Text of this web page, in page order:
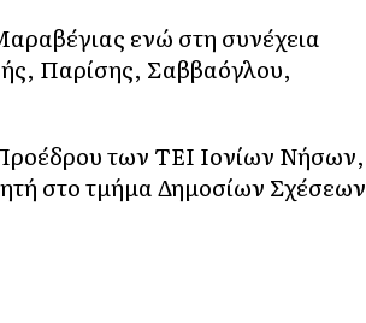
ενώ στη συνέχεια
Παρίσης, Σαββαόγλου,
Προέδρου των ΤΕΙ Ιονίων Νήσων,
στο τμήμα Δημοσίων Σχέσεων